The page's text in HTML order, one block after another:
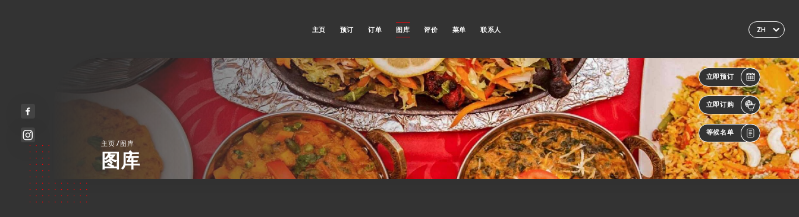
ZH
主页 预订 订单 图库 评价 菜单 联系人
立即预订
立即订购
等候名单
主页/图库
图库